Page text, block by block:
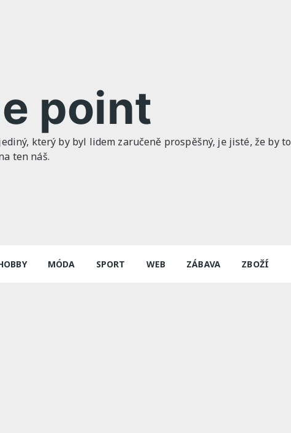
point
který by byl lidem zaručeně prospěšný, je jisté, že by to
ten náš.
MÓDA SPORT WEB ZÁBAVA ZBOŽÍ